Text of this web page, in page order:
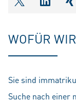
WOFÜR
Sie sind
Suche nach einer